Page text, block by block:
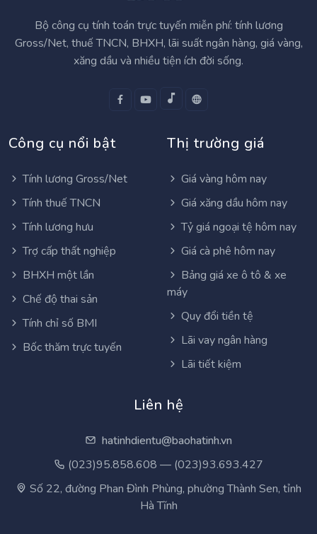
Bộ công cụ tính toán trực tuyến miễn phí: tính lương
Gross/Net, thuế TNCN, BHXH, lãi suất ngân hàng, giá vàng,
xăng dầu và nhiều tiện ích đời sống.
Công cụ nổi bật
Tính lương Gross/Net
Tính thuế TNCN
Tính lương hưu
Trợ cấp thất nghiệp
BHXH một lần
Chế độ thai sản
Tính chỉ số BMI
Bốc thăm trực tuyến
Thị trường giá
Giá vàng hôm nay
Giá xăng dầu hôm nay
Tỷ giá ngoại tệ hôm nay
Giá cà phê hôm nay
Bảng giá xe ô tô & xe
máy
Quy đổi tiền tệ
Lãi vay ngân hàng
Lãi tiết kiệm
Liên hệ
hatinhdientu@baohatinh.vn
(023)95.858.608 — (023)93.693.427
Số 22, đường Phan Đình Phùng, phường Thành Sen, tỉnh
Hà Tĩnh